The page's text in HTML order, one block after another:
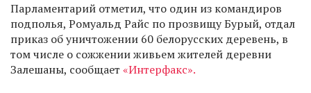
Парламентарий отметил, что один из командиров
подполья, Ромуальд Райс по прозвищу Бурый, отдал
приказ об уничтожении 60 белорусских деревень, в
том числе о сожжении живьем жителей деревни
Залешаны, сообщает «Интерфакс».